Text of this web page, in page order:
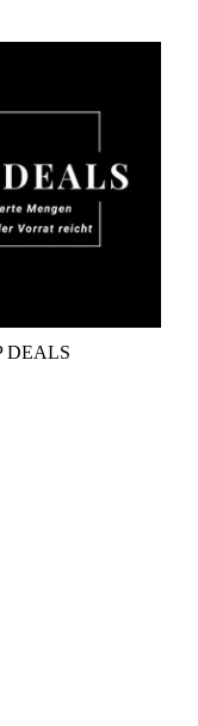
DEALS